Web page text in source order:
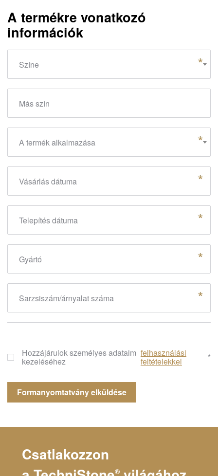
A termékre vonatkozó
információk
Színe
Más szín
A termék alkalmazása
Vásárlás dátuma
Telepítés dátuma
Gyártó
Sarzsiszám/árnyalat száma
Hozzájárulok személyes adataim
kezeléséhez
felhasználási
feltételekkel *
Csatlakozzon
®